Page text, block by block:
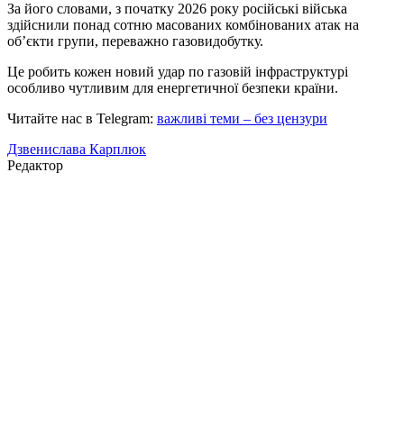
За його словами, з початку 2026 року російські війська
здійснили понад сотню масованих комбінованих атак на
об’єкти групи, переважно газовидобутку.
Це робить кожен новий удар по газовій інфраструктурі
особливо чутливим для енергетичної безпеки країни.
Читайте нас в Telegram: важливі теми – без цензури
Дзвенислава Карплюк
Редактор